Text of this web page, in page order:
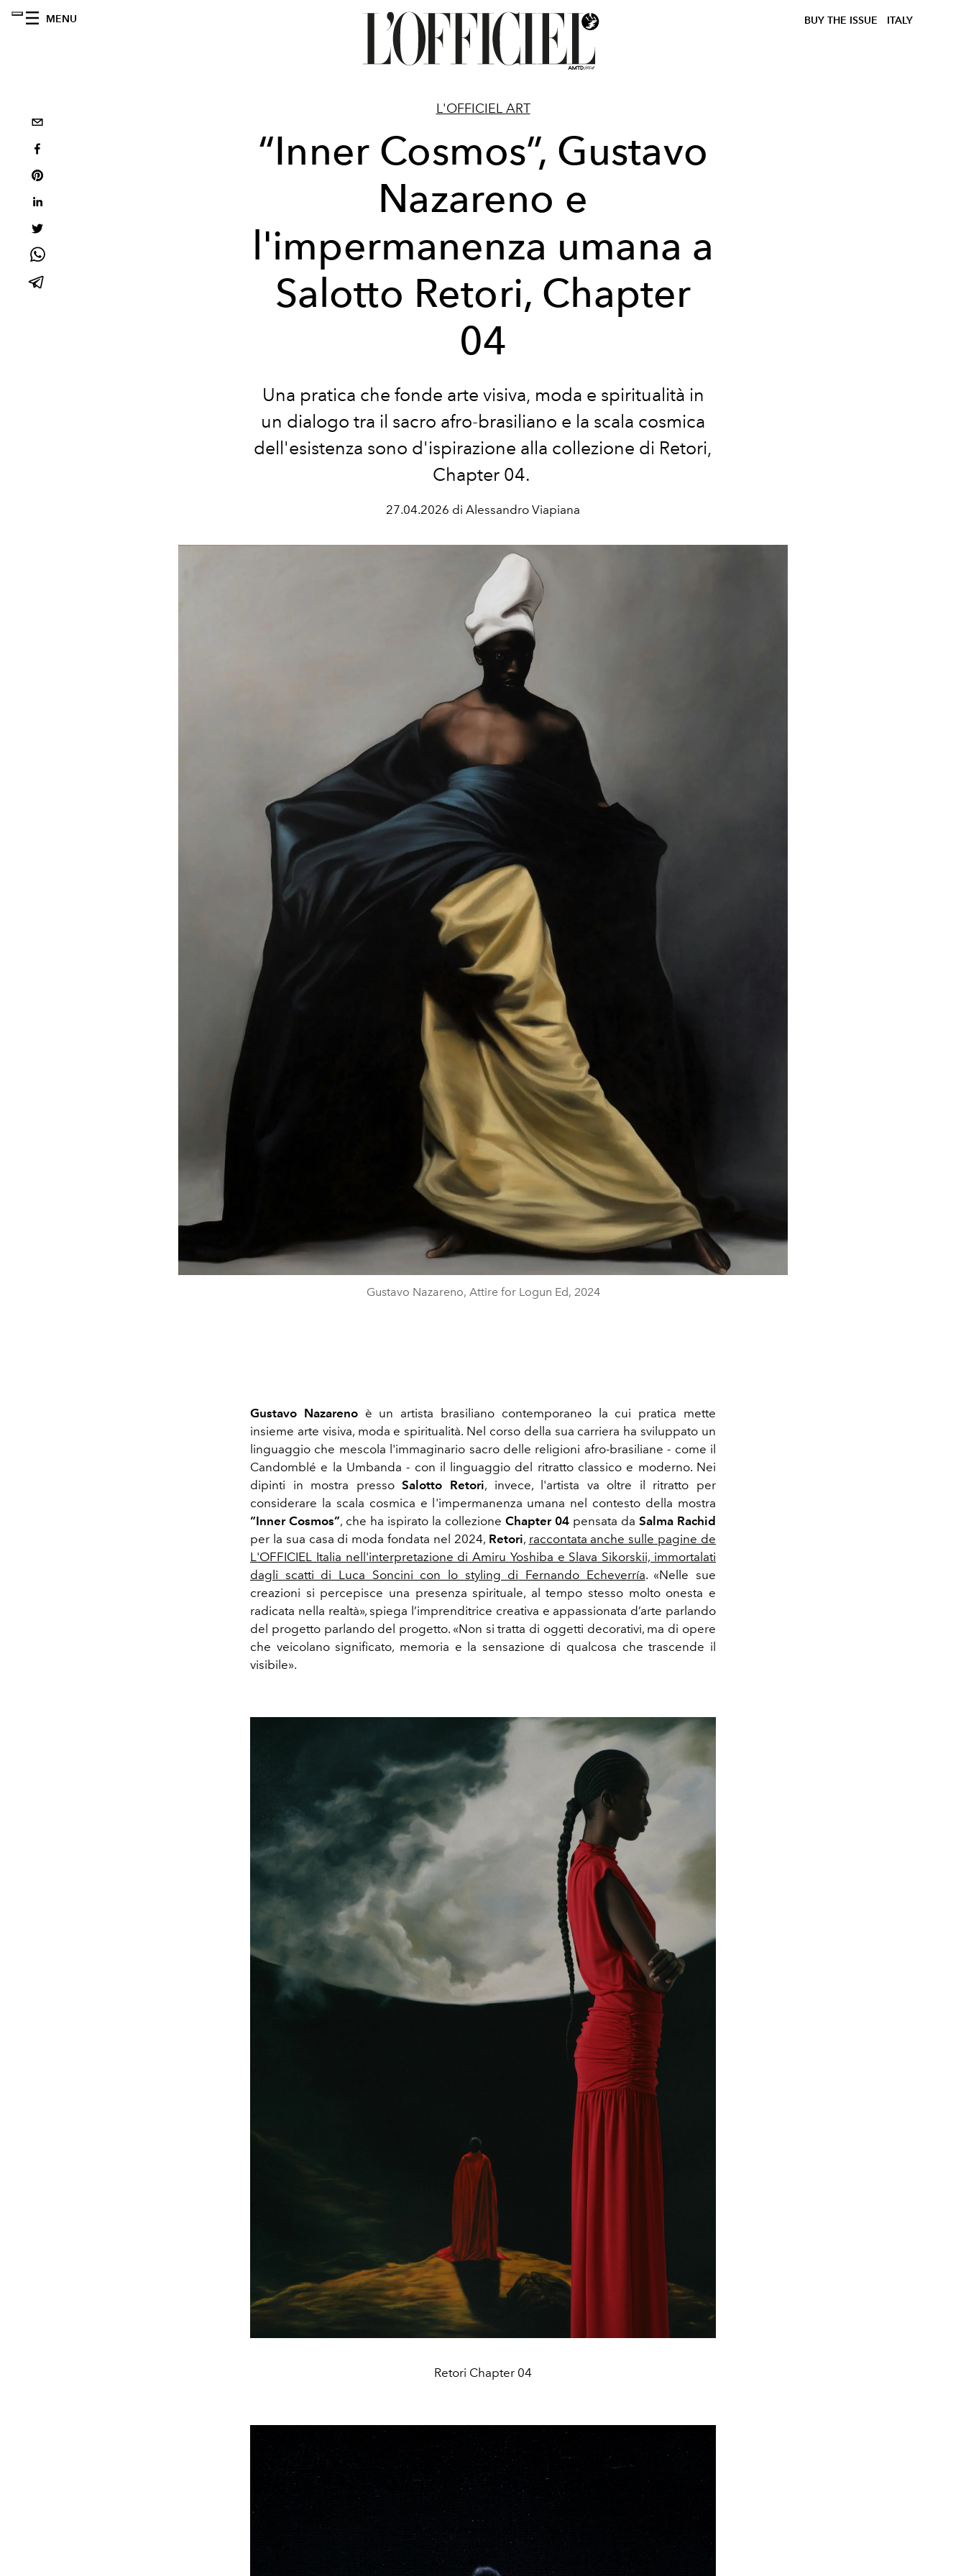
MENU BUY THE ISSUE ITALY
L'OFFICIEL ART
“Inner Cosmos”, Gustavo
Nazareno e
l'impermanenza umana a
Salotto Retori, Chapter
04
Una pratica che fonde arte visiva, moda e spiritualità in
un dialogo tra il sacro afro-brasiliano e la scala cosmica
dell'esistenza sono d'ispirazione alla collezione di Retori,
Chapter 04.
27.04.2026 di Alessandro Viapiana
Gustavo Nazareno, Attire for Logun Ed, 2024
Gustavo Nazarenoè un artista brasiliano contemporaneo la cui pratica mette
insieme arte visiva, moda e spiritualità. Nel corso della sua carriera ha sviluppato un
linguaggio che mescola l'immaginario sacro delle religioni afro-brasiliane - come il
Candomblé e la Umbanda - con il linguaggio del ritratto classico e moderno. Nei
dipinti in mostra pressoSalotto Retori, invece, l'artista va oltre il ritratto per
considerare la scala cosmica e l'impermanenza umana nel contesto della mostra
“Inner Cosmos”, che ha ispirato la collezione Chapter 04 pensata da Salma Rachid
per la sua casa di moda fondata nel 2024, Retori, raccontata anche sulle pagine de
L'OFFICIEL Italia nell'interpretazione di Amiru Yoshiba e Slava Sikorskii, immortalati
dagli scatti di Luca Soncini con lo styling di Fernando Echeverría. «Nelle sue
creazioni si percepisce una presenza spirituale, al tempo stesso molto onesta e
radicata nella realtà», spiega l’imprenditrice creativa e appassionata d’arte parlando
del progetto parlando del progetto. «Non si tratta di oggetti decorativi, ma di opere
che veicolano significato, memoria e la sensazione di qualcosa che trascende il
visibile».
Retori Chapter 04